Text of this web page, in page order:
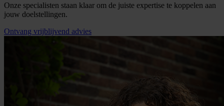
Onze specialisten staan klaar om de juiste expertise te koppelen aan
jouw doelstellingen.
Ontvang vrijblijvend advies